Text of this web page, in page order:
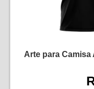
Arte para Camisa